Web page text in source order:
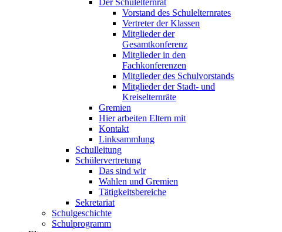
Der Schulelternrat
Vorstand des Schulelternrates
Vertreter der Klassen
Mitglieder der
Gesamtkonferenz
Mitglieder in den
Fachkonferenzen
Mitglieder des Schulvorstands
Mitglieder der Stadt- und
Kreiselternräte
Gremien
Hier arbeiten Eltern mit
Kontakt
Linksammlung
Schulleitung
Schülervertretung
Das sind wir
Wahlen und Gremien
Tätigkeitsbereiche
Sekretariat
Schulgeschichte
Schulprogramm